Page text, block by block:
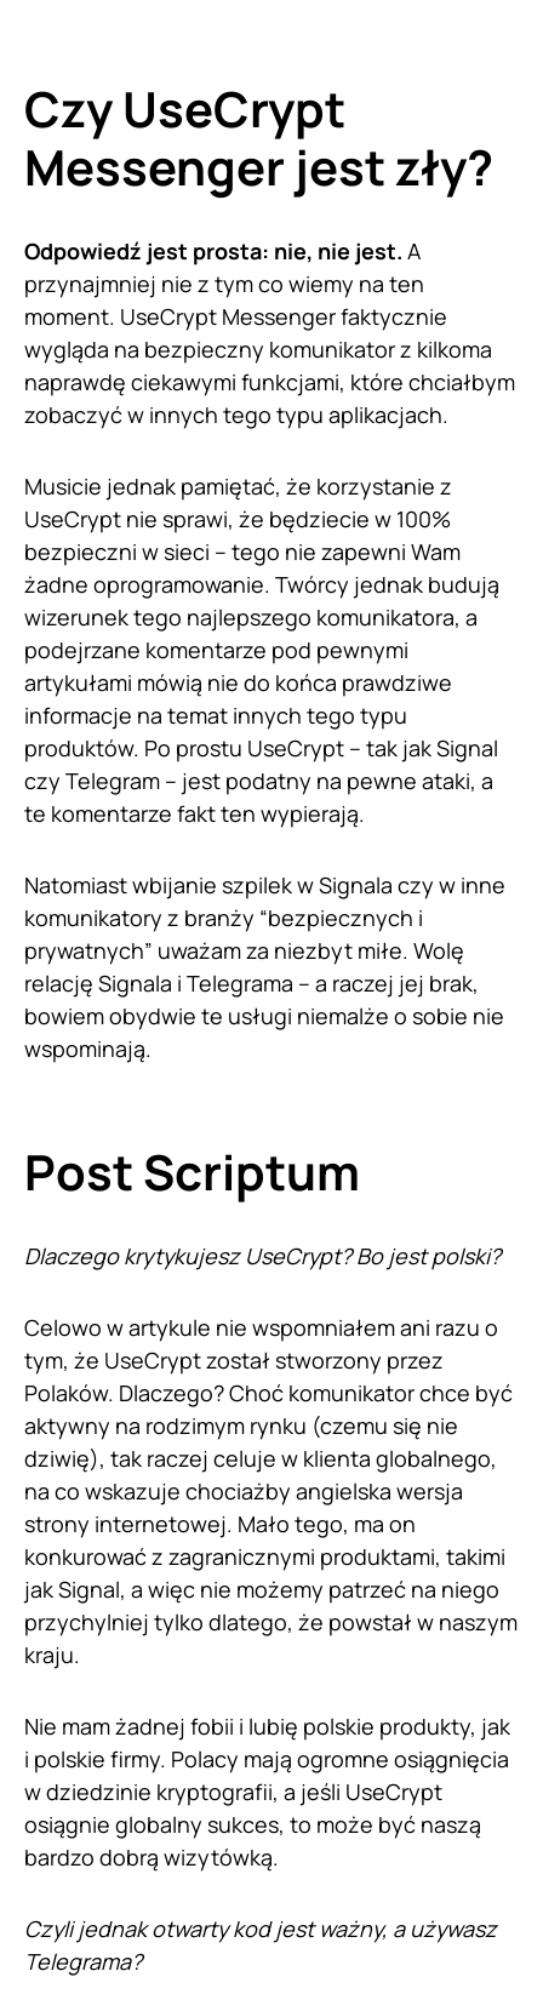
Czy UseCrypt
Messenger jest zły?
Odpowiedź jest prosta: nie, nie jest. A
przynajmniej nie z tym co wiemy na ten
moment. UseCrypt Messenger faktycznie
wygląda na bezpieczny komunikator z kilkoma
naprawdę ciekawymi funkcjami, które chciałbym
zobaczyć w innych tego typu aplikacjach.
Musicie jednak pamiętać, że korzystanie z
UseCrypt nie sprawi, że będziecie w 100%
bezpieczni w sieci – tego nie zapewni Wam
żadne oprogramowanie. Twórcy jednak budują
wizerunek tego najlepszego komunikatora, a
podejrzane komentarze pod pewnymi
artykułami mówią nie do końca prawdziwe
informacje na temat innych tego typu
produktów. Po prostu UseCrypt – tak jak Signal
czy Telegram – jest podatny na pewne ataki, a
te komentarze fakt ten wypierają.
Natomiast wbijanie szpilek w Signala czy w inne
komunikatory z branży “bezpiecznych i
prywatnych” uważam za niezbyt miłe. Wolę
relację Signala i Telegrama – a raczej jej brak,
bowiem obydwie te usługi niemalże o sobie nie
wspominają.
Post Scriptum
Dlaczego krytykujesz UseCrypt? Bo jest polski?
Celowo w artykule nie wspomniałem ani razu o
tym, że UseCrypt został stworzony przez
Polaków. Dlaczego? Choć komunikator chce być
aktywny na rodzimym rynku (czemu się nie
dziwię), tak raczej celuje w klienta globalnego,
na co wskazuje chociażby angielska wersja
strony internetowej. Mało tego, ma on
konkurować z zagranicznymi produktami, takimi
jak Signal, a więc nie możemy patrzeć na niego
przychylniej tylko dlatego, że powstał w naszym
kraju.
Nie mam żadnej fobii i lubię polskie produkty, jak
i polskie firmy. Polacy mają ogromne osiągnięcia
w dziedzinie kryptografii, a jeśli UseCrypt
osiągnie globalny sukces, to może być naszą
bardzo dobrą wizytówką.
Czyli jednak otwarty kod jest ważny, a używasz
Telegrama?